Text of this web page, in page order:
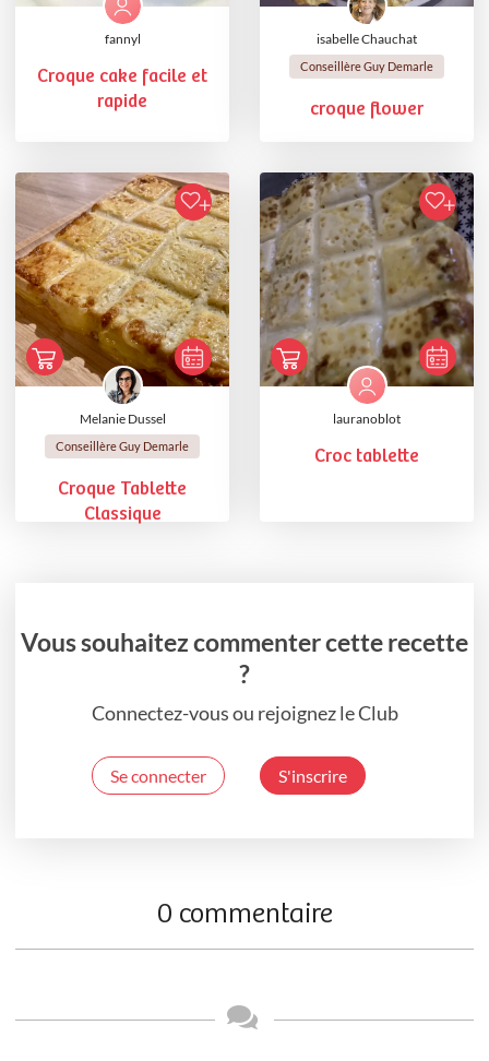
fannyl
Croque cake facile et
rapide
isabelle Chauchat
Conseillère Guy Demarle
croque flower
Melanie Dussel
Conseillère Guy Demarle
Croque Tablette
Classique
lauranoblot
Croc tablette
Vous souhaitez commenter cette recette
?
Connectez-vous ou rejoignez le Club
Se connecter S'inscrire
0 commentaire